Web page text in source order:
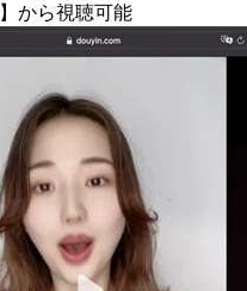
から視聴可能